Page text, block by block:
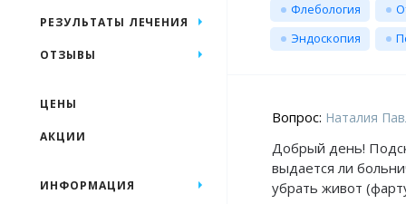
Флебология
Эндоскопия
Вопрос: Наталия
Добрый день!
выдается ли
убрать живот
РЕЗУЛЬТАТЫ ЛЕЧЕНИЯ
ОТЗЫВЫ
ЦЕНЫ
АКЦИИ
ИНФОРМАЦИЯ